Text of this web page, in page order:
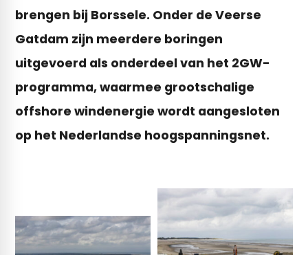
brengen bij Borssele. Onder de Veerse
Gatdam zijn meerdere boringen
uitgevoerd als onderdeel van het 2GW-
programma, waarmee grootschalige
offshore windenergie wordt aangesloten
op het Nederlandse hoogspanningsnet.